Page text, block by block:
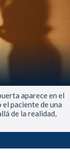
aparece en el
el paciente de una
de la realidad,